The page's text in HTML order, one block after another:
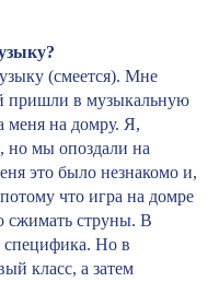
(смеется). Мне
пришли в музыкальную
меня на домру. Я,
но мы опоздали на
это было незнакомо и,
что игра на домре
сжимать струны. В
специфика. Но в
класс, а затем